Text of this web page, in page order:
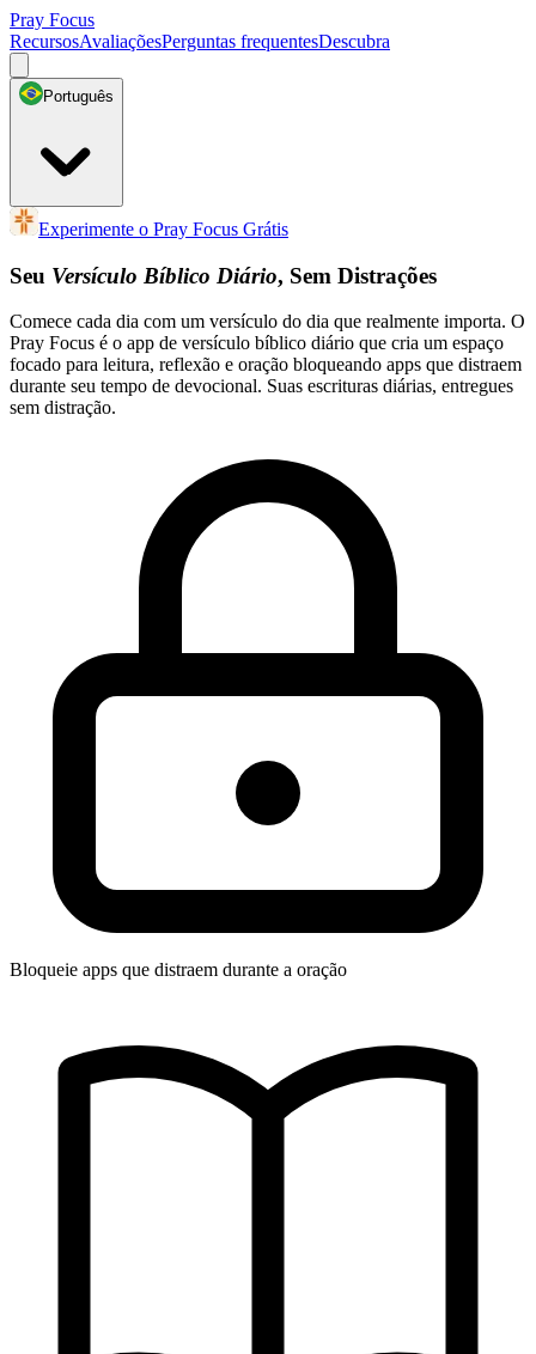
Pray Focus
RecursosAvaliaçõesPerguntas frequentesDescubra
Português
Experimente o Pray Focus Grátis
Seu Versículo Bíblico Diário, Sem Distrações
Comece cada dia com um versículo do dia que realmente importa. O
Pray Focus é o app de versículo bíblico diário que cria um espaço
focado para leitura, reflexão e oração bloqueando apps que distraem
durante seu tempo de devocional. Suas escrituras diárias, entregues
sem distração.
Bloqueie apps que distraem durante a oração